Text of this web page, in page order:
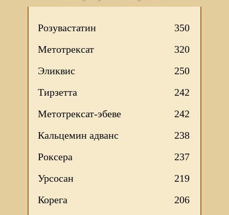
Розувастатин
350
Метотрексат
320
Эликвис
250
Тирзетта
242
Метотрексат-эбеве
242
Кальцемин адванс
238
Роксера
237
Урсосан
219
Корега
206